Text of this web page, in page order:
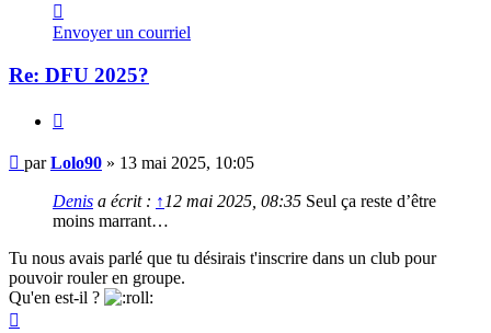
Lolo90
Envoyer un courriel
Re: DFU 2025?
Message
parLolo90 » 13 mai 2025, 10:05
Denis a écrit : ↑ 12 mai 2025, 08:35 Seul ça reste d’être
moins marrant…
Tu nous avais parlé que tu désirais t'inscrire dans un club pour
pouvoir rouler en groupe.
Qu'en est-il ?